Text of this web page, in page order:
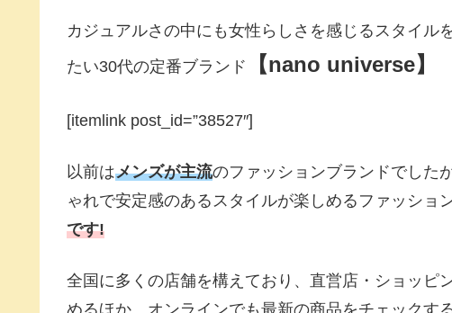
カジュアルさの中にも女性らしさを感じるスタイル
たい30代の定番ブランド
【nano universe】
[itemlink post_id=”38527″]
以前はメンズが主流のファッションブランドでした
ゃれで安定感のあるスタイルが楽しめるファッショ
です!
全国に多くの店舗を構えており、直営店・ショッピ